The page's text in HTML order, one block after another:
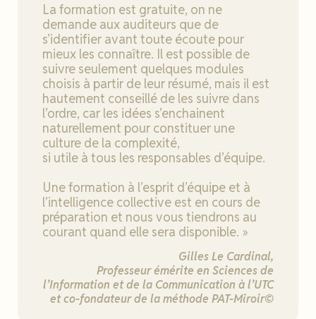
La formation est gratuite, on ne
demande aux auditeurs que de
s’identifier avant toute écoute pour
mieux les connaître. Il est possible de
suivre seulement quelques modules
choisis à partir de leur résumé, mais il est
hautement conseillé de les suivre dans
l’ordre, car les idées s’enchainent
naturellement pour constituer une
culture de la complexité,
si utile à tous les responsables d’équipe.
Une formation à l’esprit d’équipe et à
l’intelligence collective est en cours de
préparation et nous vous tiendrons au
courant quand elle sera disponible. »
Gilles Le Cardinal,
Professeur émérite en Sciences de
l’Information et de la Communication à l’UTC
et co-fondateur de la méthode PAT-Miroir©